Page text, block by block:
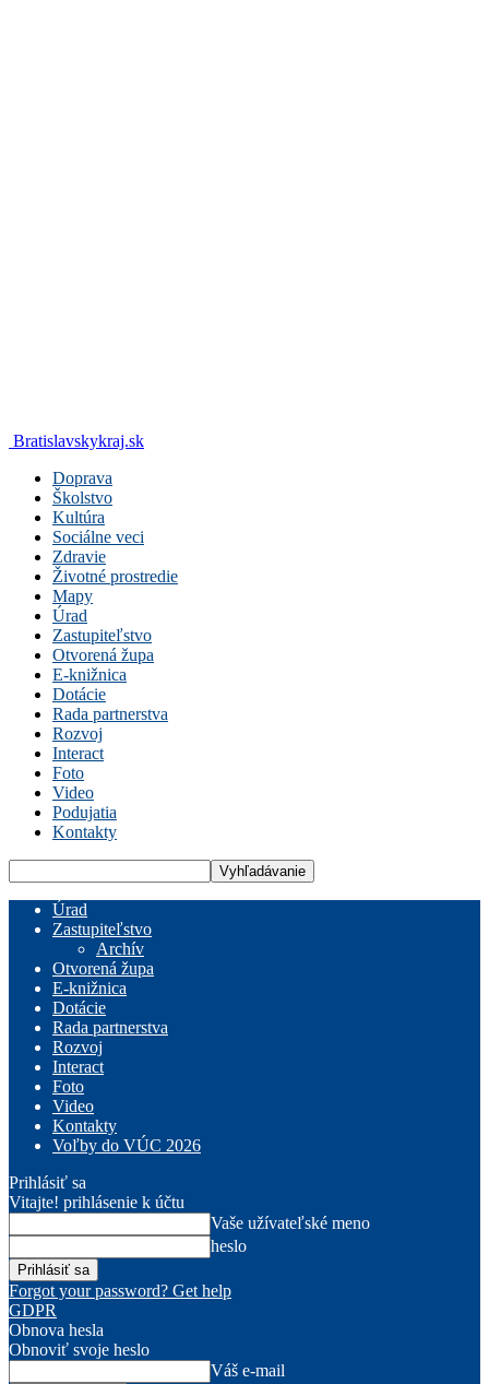
Bratislavskykraj.sk
Doprava
Školstvo
Kultúra
Sociálne veci
Zdravie
Životné prostredie
Mapy
Úrad
Zastupiteľstvo
Otvorená župa
E-knižnica
Dotácie
Rada partnerstva
Rozvoj
Interact
Foto
Video
Podujatia
Kontakty
Úrad
Zastupiteľstvo
Archív
Otvorená župa
E-knižnica
Dotácie
Rada partnerstva
Rozvoj
Interact
Foto
Video
Kontakty
Voľby do VÚC 2026
Prihlásiť sa
Vitajte! prihlásenie k účtu
Vaše užívateľské meno
heslo
Forgot your password? Get help
GDPR
Obnova hesla
Obnoviť svoje heslo
Váš e-mail